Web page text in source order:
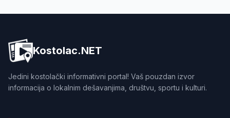
Kostolac.NET
Jedini kostolački informativni portal! Vaš pouzdan izvor
informacija o lokalnim dešavanjima, društvu, sportu i kulturi.